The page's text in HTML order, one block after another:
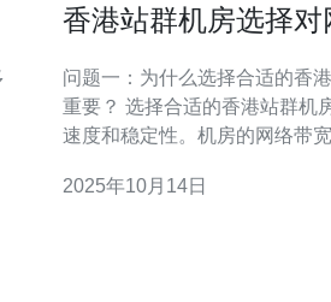
香港站群机房选择
问题一：为什么选择合适的香
重要？ 选择合适的香港站群机
速度和稳定性。机房的网络带
网络不稳定，可能会导致网站
2025年10月14日